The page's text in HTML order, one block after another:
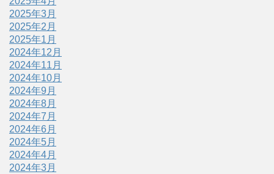
2025年3月
2025年2月
2025年1月
2024年12月
2024年11月
2024年10月
2024年9月
2024年8月
2024年7月
2024年6月
2024年5月
2024年4月
2024年3月